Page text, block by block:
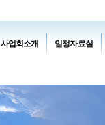
사업회소개 임정자료실